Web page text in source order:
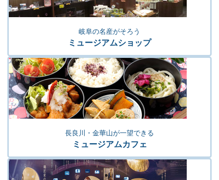
岐阜の名産がそろう
ミュージアムショップ
長良川・金華山が一望できる
ミュージアムカフェ